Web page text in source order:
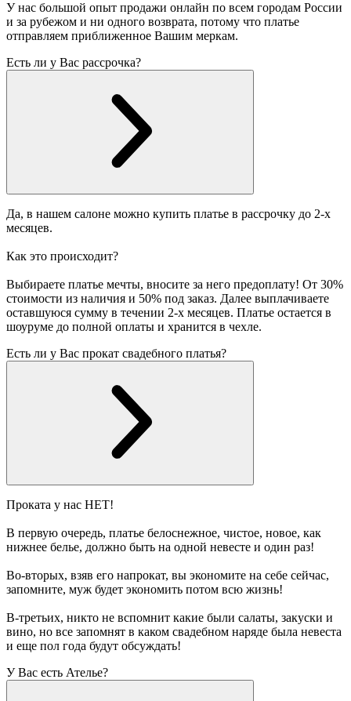
У нас большой опыт продажи онлайн по всем городам России
и за рубежом и ни одного возврата, потому что платье
отправляем приближенное Вашим меркам.
Есть ли у Вас рассрочка?
Да, в нашем салоне можно купить платье в рассрочку до 2-х
месяцев.
Как это происходит?
Выбираете платье мечты, вносите за него предоплату! От 30%
стоимости из наличия и 50% под заказ. Далее выплачиваете
оставшуюся сумму в течении 2-х месяцев. Платье остается в
шоуруме до полной оплаты и хранится в чехле.
Есть ли у Вас прокат свадебного платья?
Проката у нас НЕТ!
В первую очередь, платье белоснежное, чистое, новое, как
нижнее белье, должно быть на одной невесте и один раз!
Во-вторых, взяв его напрокат, вы экономите на себе сейчас,
запомните, муж будет экономить потом всю жизнь!
В-третьих, никто не вспомнит какие были салаты, закуски и
вино, но все запомнят в каком свадебном наряде была невеста
и еще пол года будут обсуждать!
У Вас есть Ателье?